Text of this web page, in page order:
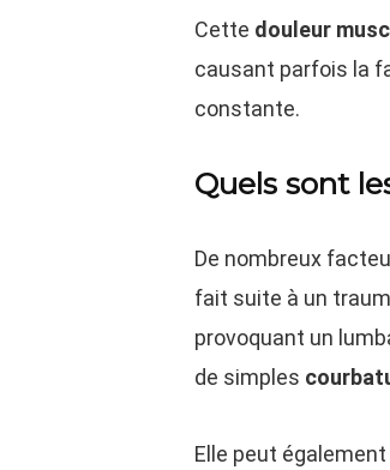
Cette douleur
causant parfois la
constante.
Quels sont
De nombreux
fait suite à un
provoquant un
de simples
Elle peut